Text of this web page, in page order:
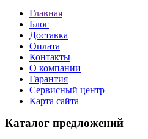
Главная
Блог
Доставка
Оплата
Контакты
О компании
Гарантия
Сервисный центр
Карта сайта
Каталог предложений